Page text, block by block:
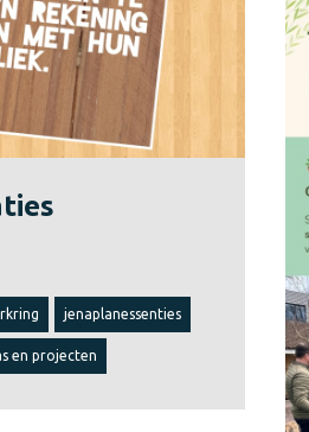
jenaplanessenties
en projecten